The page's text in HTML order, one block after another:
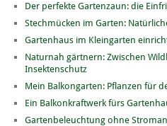
Der perfekte Gartenzaun: die
Stechmücken im Garten:
Gartenhaus im Kleingarten
Naturnah gärtnern: Zwischen
Insektenschutz
Mein Balkongarten: Pflanzen für
Ein Balkonkraftwerk fürs
Gartenbeleuchtung ohne